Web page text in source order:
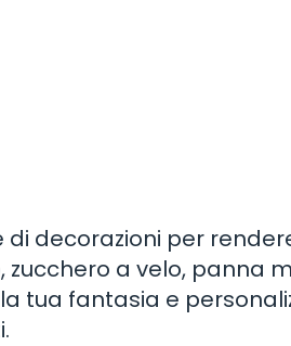
decorazioni per
zucchero a velo, panna
tua fantasia e